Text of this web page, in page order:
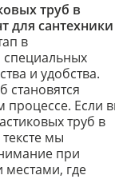
труб в
для сантехники
в
специальных
и удобства.
становятся
Если
труб в
мы
при
где